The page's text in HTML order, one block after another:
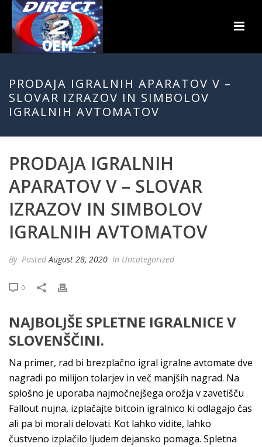
PRODAJA IGRALNIH APARATOV V –
SLOVAR IZRAZOV IN SIMBOLOV
IGRALNIH AVTOMATOV
PRODAJA IGRALNIH
APARATOV V – SLOVAR
IZRAZOV IN SIMBOLOV
IGRALNIH AVTOMATOV
By PostedAugust 28, 2020 In Uncategorized
0
NAJBOLJŠE SPLETNE IGRALNICE V
SLOVENŠČINI.
Na primer, rad bi brezplačno igral igralne avtomate dve
nagradi po milijon tolarjev in več manjših nagrad. Na
splošno je uporaba najmočnejšega orožja v zavetišču
Fallout nujna, izplačajte bitcoin igralnico ki odlagajo čas
ali pa bi morali delovati. Kot lahko vidite, lahko
čustveno izplačilo ljudem dejansko pomaga. Spletna